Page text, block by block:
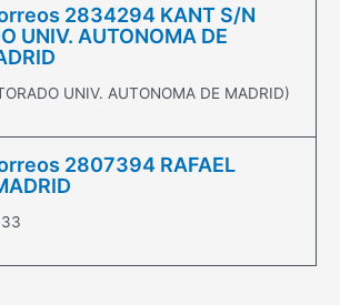
2834294 KANT S/N
UNIV. AUTONOMA DE
UNIV. AUTONOMA DE MADRID)
2807394 RAFAEL
33